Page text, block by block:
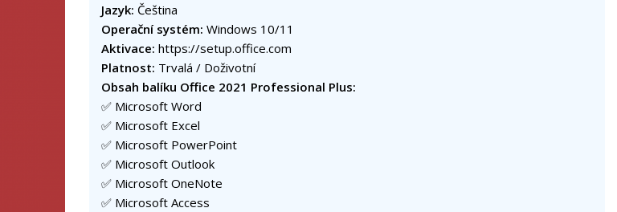
Jazyk: Čeština
Operační systém: Windows 10/11
Aktivace: https://setup.office.com
Platnost: Trvalá / Doživotní
Obsah balíku Office 2021 Professional Plus:
✅ Microsoft Word
✅ Microsoft Excel
✅ Microsoft PowerPoint
✅ Microsoft Outlook
✅ Microsoft OneNote
✅ Microsoft Access